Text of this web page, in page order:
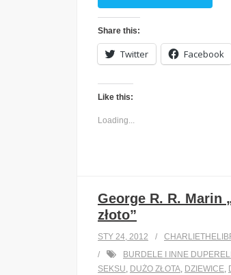
Share this:
Twitter Facebook
Like this:
Loading...
George R. R. Marin
złoto”
STY 24, 2012
BURDELE I INNE
SEKSU DUŻO ZŁOTA DZIEWICE